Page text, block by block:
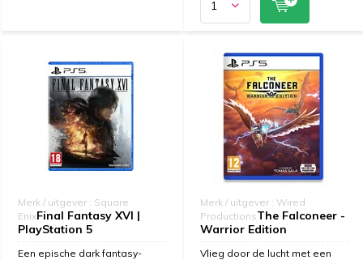
Merk / uitgever : Square
EnixFinal Fantasy XVI |
PlayStation 5
Een epische dark fantasy-
Merk / uitgever : Wired
ProductionsThe Falconeer -
Warrior Edition
Vlieg door de lucht met een